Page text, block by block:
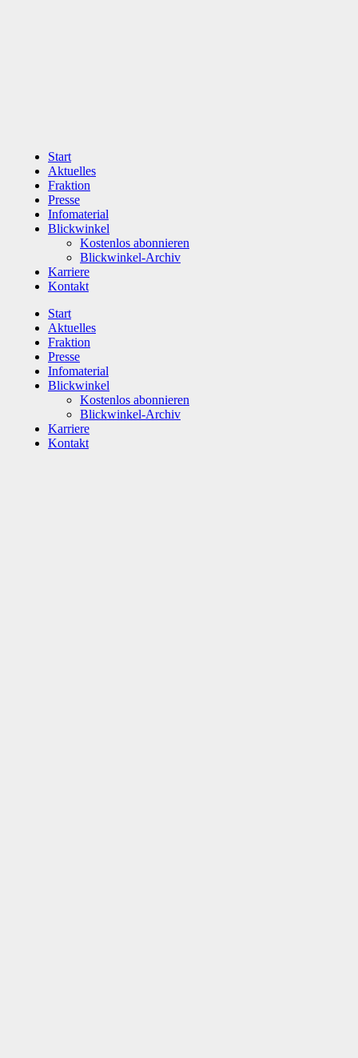
Start
Aktuelles
Fraktion
Presse
Infomaterial
Blickwinkel
Kostenlos abonnieren
Blickwinkel-Archiv
Karriere
Kontakt
Start
Aktuelles
Fraktion
Presse
Infomaterial
Blickwinkel
Kostenlos abonnieren
Blickwinkel-Archiv
Karriere
Kontakt